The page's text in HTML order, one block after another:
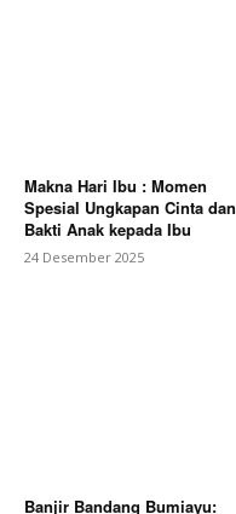
Makna Hari Ibu : Momen
Spesial Ungkapan Cinta dan
Bakti Anak kepada Ibu
24 Desember 2025
Banjir Bandang Bumiayu: